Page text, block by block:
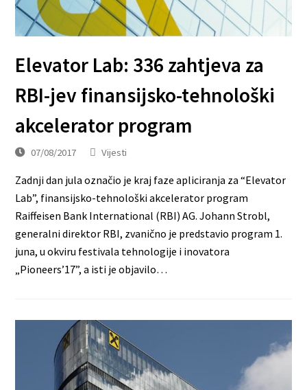
Elevator Lab: 336 zahtjeva za
RBI-jev finansijsko-tehnološki
akcelerator program
07/08/2017 Vijesti
Zadnji dan jula označio je kraj faze apliciranja za “Elevator
Lab”, finansijsko-tehnološki akcelerator program
Raiffeisen Bank International (RBI) AG. Johann Strobl,
generalni direktor RBI, zvanično je predstavio program 1.
juna, u okviru festivala tehnologije i inovatora
„Pioneers’17”, a isti je objavilo…